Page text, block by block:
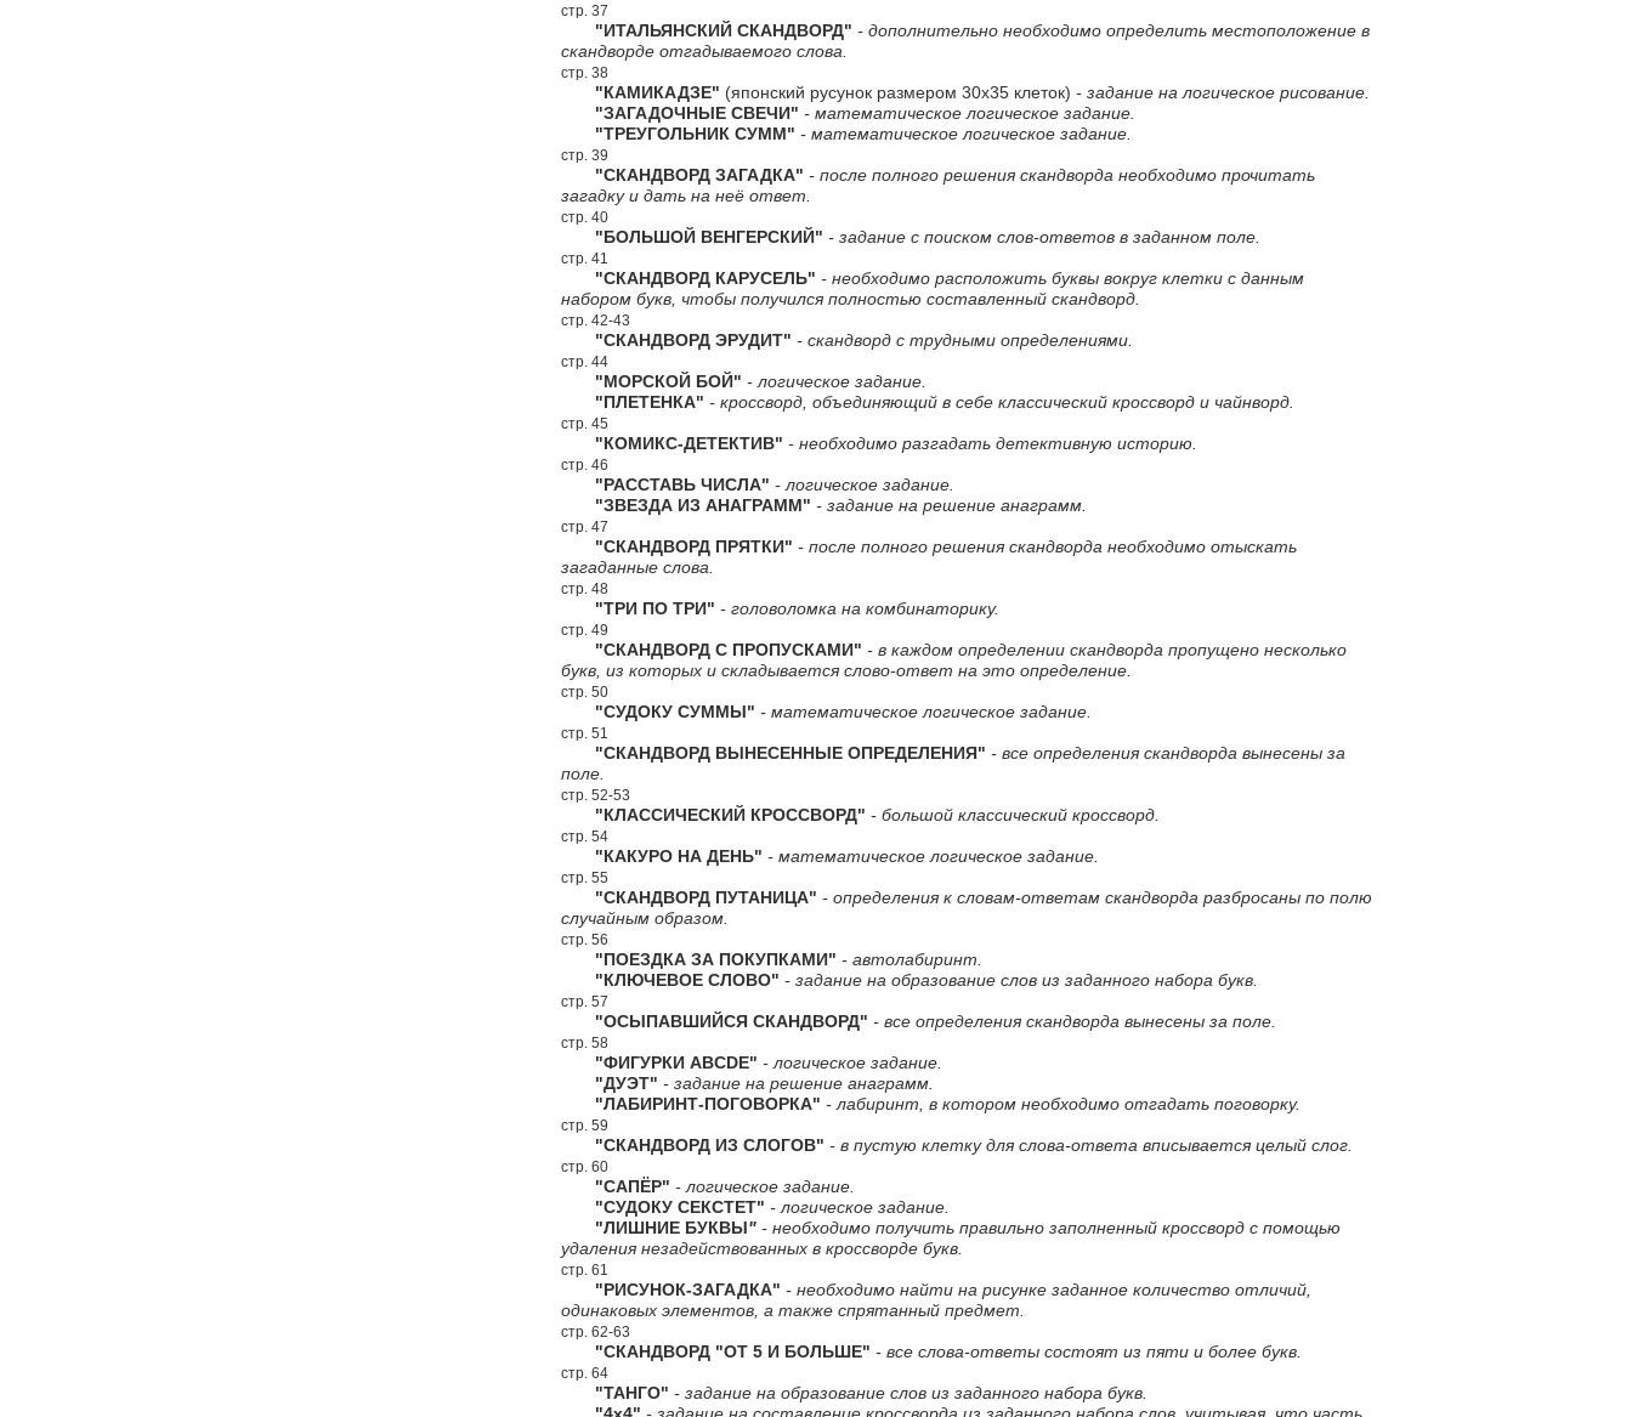
стр. 37
"ИТАЛЬЯНСКИЙ СКАНДВОРД" - дополнительно необходимо определить местоположение в
скандворде отгадываемого слова.
стр. 38
"КАМИКАДЗЕ" (японский русунок размером 30х35 клеток) - задание на логическое рисование.
"ЗАГАДОЧНЫЕ СВЕЧИ" - математическое логическое задание.
"ТРЕУГОЛЬНИК СУММ" - математическое логическое задание.
стр. 39
"СКАНДВОРД ЗАГАДКА" - после полного решения скандворда необходимо прочитать
загадку и дать на неё ответ.
стр. 40
"БОЛЬШОЙ ВЕНГЕРСКИЙ" - задание с поиском слов-ответов в заданном поле.
стр. 41
"СКАНДВОРД КАРУСЕЛЬ" - необходимо расположить буквы вокруг клетки с данным
набором букв, чтобы получился полностью составленный скандворд.
стр. 42-43
"СКАНДВОРД ЭРУДИТ" - скандворд с трудными определениями.
стр. 44
"МОРСКОЙ БОЙ" - логическое задание.
"ПЛЕТЕНКА" - кроссворд, объединяющий в себе классический кроссворд и чайнворд.
стр. 45
"КОМИКС-ДЕТЕКТИВ" - необходимо разгадать детективную историю.
стр. 46
"РАССТАВЬ ЧИСЛА" - логическое задание.
"ЗВЕЗДА ИЗ АНАГРАММ" - задание на решение анаграмм.
стр. 47
"СКАНДВОРД ПРЯТКИ" - после полного решения скандворда необходимо отыскать
загаданные слова.
стр. 48
"ТРИ ПО ТРИ" - головоломка на комбинаторику.
стр. 49
"СКАНДВОРД С ПРОПУСКАМИ" - в каждом определении скандворда пропущено несколько
букв, из которых и складывается слово-ответ на это определение.
стр. 50
"СУДОКУ СУММЫ" - математическое логическое задание.
стр. 51
"СКАНДВОРД ВЫНЕСЕННЫЕ ОПРЕДЕЛЕНИЯ" - все определения скандворда вынесены за
поле.
стр. 52-53
"КЛАССИЧЕСКИЙ КРОССВОРД" - большой классический кроссворд.
стр. 54
"КАКУРО НА ДЕНЬ" - математическое логическое задание.
стр. 55
"СКАНДВОРД ПУТАНИЦА" - определения к словам-ответам скандворда разбросаны по полю
случайным образом.
стр. 56
"ПОЕЗДКА ЗА ПОКУПКАМИ" - автолабиринт.
"КЛЮЧЕВОЕ СЛОВО" - задание на образование слов из заданного набора букв.
стр. 57
"ОСЫПАВШИЙСЯ СКАНДВОРД" - все определения скандворда вынесены за поле.
стр. 58
"ФИГУРКИ ABCDE" - логическое задание.
"ДУЭТ" - задание на решение анаграмм.
"ЛАБИРИНТ-ПОГОВОРКА" - лабиринт, в котором необходимо отгадать поговорку.
стр. 59
"СКАНДВОРД ИЗ СЛОГОВ" - в пустую клетку для слова-ответа вписывается целый слог.
стр. 60
"САПЁР" - логическое задание.
"СУДОКУ СЕКСТЕТ" - логическое задание.
"ЛИШНИЕ БУКВЫ" - необходимо получить правильно заполненный кроссворд с помощью
удаления незадействованных в кроссворде букв.
стр. 61
"РИСУНОК-ЗАГАДКА" - необходимо найти на рисунке заданное количество отличий,
одинаковых элементов, а также спрятанный предмет.
стр. 62-63
"СКАНДВОРД "ОТ 5 И БОЛЬШЕ" - все слова-ответы состоят из пяти и более букв.
стр. 64
"ТАНГО" - задание на образование слов из заданного набора букв.